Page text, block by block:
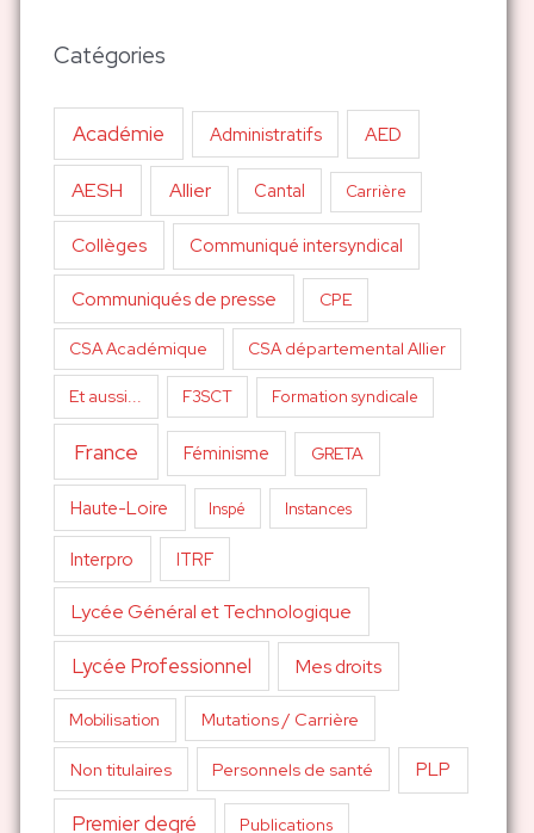
Catégories
Académie Administratifs AED
AESH Allier Cantal Carrière
Collèges Communiqué intersyndical
Communiqués de presse CPE
CSA Académique CSA départemental Allier
Et aussi... F3SCT Formation syndicale
France Féminisme GRETA
Haute-Loire Inspé Instances
Interpro ITRF
Lycée Général et Technologique
Lycée Professionnel Mes droits
Mobilisation Mutations / Carrière
Non titulaires Personnels de santé PLP
Premier degré Publications